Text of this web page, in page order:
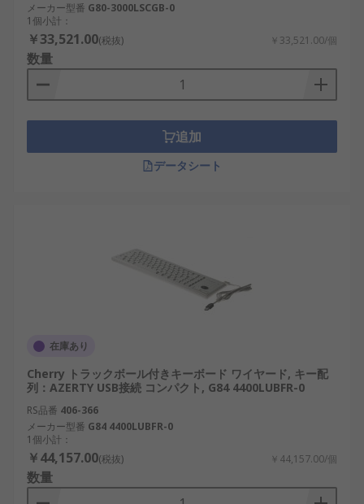
メーカー型番 G80-3000LSCGB-0
1個小計：
￥33,521.00(税抜) ￥33,521.00/個
数量
追加
データシート
在庫あり
Cherry トラックボール付きキーボード ワイヤード, キー配
列：AZERTY USB接続 コンパクト, G84 4400LUBFR-0
RS品番 406-366
メーカー型番 G84 4400LUBFR-0
1個小計：
￥44,157.00(税抜) ￥44,157.00/個
数量